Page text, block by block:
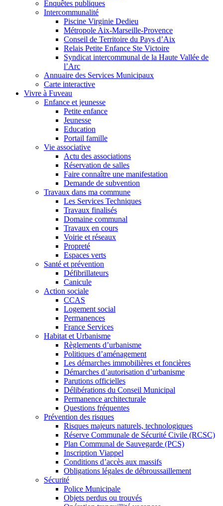
Enquêtes publiques
Intercommunalité
Piscine Virginie Dedieu
Métropole Aix-Marseille-Provence
Conseil de Territoire du Pays d’Aix
Relais Petite Enfance Ste Victoire
Syndicat intercommunal de la Haute Vallée de
l’Arc
Annuaire des Services Municipaux
Carte interactive
Vivre à Fuveau
Enfance et jeunesse
Petite enfance
Jeunesse
Education
Portail famille
Vie associative
Actu des associations
Réservation de salles
Faire connaître une manifestation
Demande de subvention
Travaux dans ma commune
Les Services Techniques
Travaux finalisés
Domaine communal
Travaux en cours
Voirie et réseaux
Propreté
Espaces verts
Santé et prévention
Défibrillateurs
Canicule
Action sociale
CCAS
Logement social
Permanences
France Services
Habitat et Urbanisme
Règlements d’urbanisme
Politiques d’aménagement
Les démarches immobilières et foncières
Démarches d’autorisation d’urbanisme
Parutions officielles
Délibérations du Conseil Municipal
Permanence architecturale
Questions fréquentes
Prévention des risques
Risques majeurs naturels, technologiques
Réserve Communale de Sécurité Civile (RCSC)
Plan Communal de Sauvegarde (PCS)
Inscription Viappel
Conditions d’accès aux massifs
Obligations légales de débroussaillement
Sécurité
Police Municipale
Objets perdus ou trouvés